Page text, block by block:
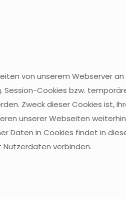
von unserem Webserver
Cookies bzw.
Zweck dieser Cookies ist,
unserer Webseiten
Daten in Cookies findet in
Nutzerdaten verbinden.